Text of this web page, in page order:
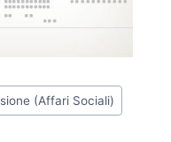
(Affari Sociali)